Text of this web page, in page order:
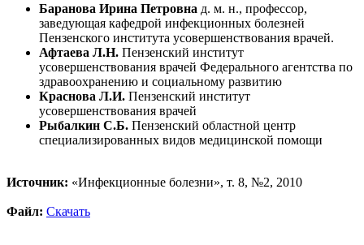
Баранова Ирина Петровна д. м. н., профессор,
заведующая кафедрой инфекционных болезней
Пензенского института усовершенствования врачей.
Афтаева Л.Н. Пензенский институт
усовершенствования врачей Федерального агентства по
здравоохранению и социальному развитию
Краснова Л.И. Пензенский институт
усовершенствования врачей
Рыбалкин С.Б. Пензенский областной центр
специализированных видов медицинской помощи
Источник: «Инфекционные болезни», т. 8, №2, 2010
Файл: Скачать